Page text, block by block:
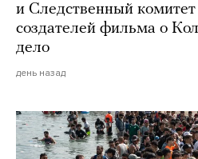
и Следственный комитет
создателей фильма о
дело
день назад